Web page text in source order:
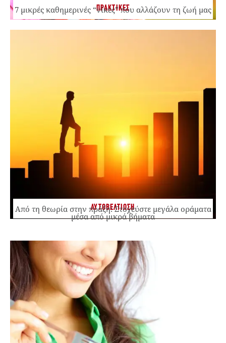
ΠΡΑΚΤΙΚΕΣ
7 μικρές καθημερινές “νίκες” που αλλάζουν τη ζωή μας
ΑΥΤΟΒΕΛΤΙΩΣΗ
Από τη θεωρία στην πράξη: Στοχεύστε μεγάλα οράματα
μέσα από μικρά βήματα